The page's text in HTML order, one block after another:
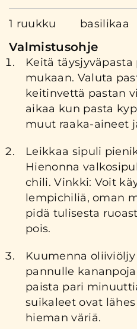
1 ruukku basilikaa
Valmistusohje
Keitä
mukaan. Valuta
keitinvettä pastan
aikaa kun pasta
muut raaka-aineet
Leikkaa sipuli
Hienonna
chili. Vinkki: Voit
lempichiliä, oman
pidä tulisesta
pois.
Kuumenna
pannulle
paista pari
suikaleet ovat
hieman väriä.